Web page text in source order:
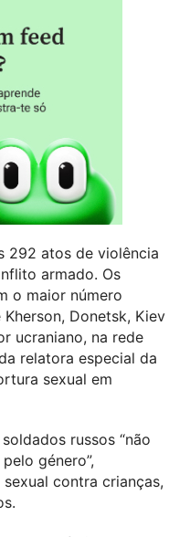
292 atos de violência
armado. Os
o maior número
Donetsk, Kiev
ucraniano, na rede
relatora especial da
sexual em
russos “não
género”,
contra crianças,